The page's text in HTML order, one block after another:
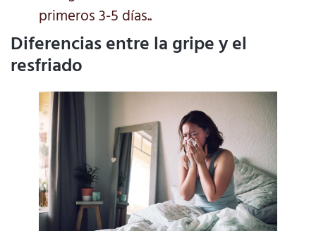
primeros 3-5 días..
Diferencias entre la gripe y el
resfriado